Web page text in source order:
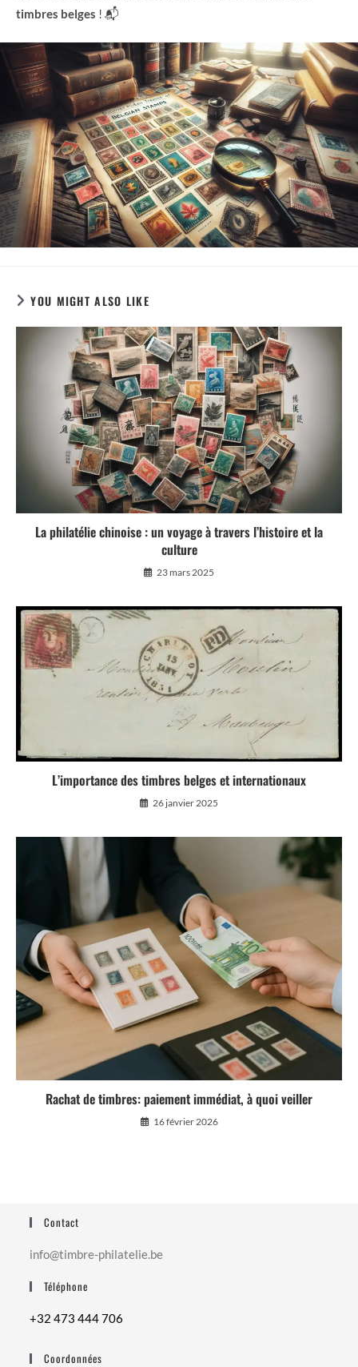
timbres belges ! 📬
YOU MIGHT ALSO LIKE
La philatélie chinoise : un voyage à travers l’histoire et la
culture
23 mars 2025
L’importance des timbres belges et internationaux
26 janvier 2025
Rachat de timbres: paiement immédiat, à quoi veiller
16 février 2026
Contact
info@timbre-philatelie.be
Téléphone
+32 473 444 706
Coordonnées